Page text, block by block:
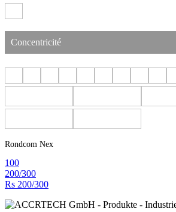
Concentricité
Rondcom Nex
100
200/300
Rs 200/300